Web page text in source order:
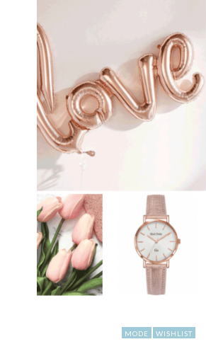
MODE WISHLIST